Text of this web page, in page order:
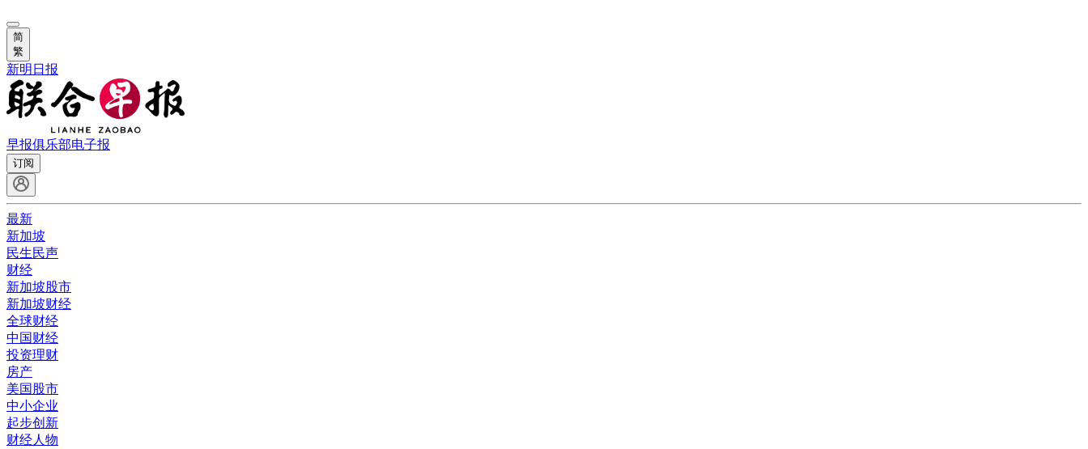
简
繁
新明日报
早报俱乐部电子报
订阅
最新
新加坡
民生民声
财经
新加坡股市
新加坡财经
全球财经
中国财经
投资理财
房产
美国股市
中小企业
起步创新
财经人物